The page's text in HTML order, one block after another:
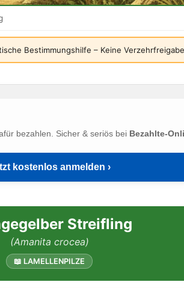
Bestimmungshilfe – Keine
bezahlen. Sicher & seriös bei Bezahlte-
kostenlos anmelden ›
Streifling
(Amanita crocea)
📖 LAMELLENPILZE